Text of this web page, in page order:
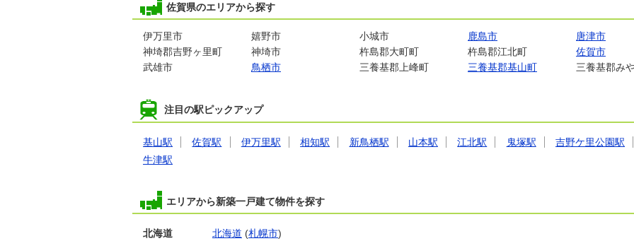
佐賀県のエリアから探す
伊万里市 嬉野市 小城市 鹿島市
唐津市
神埼郡吉野ヶ里町
神埼市 杵島郡大町町 杵島郡江北町
佐賀市
武雄市
鳥栖市 三養基郡上峰町 三養基郡基山町 三養基郡み
注目の駅ピックアップ
基山駅 佐賀駅 伊万里駅 相知駅 新鳥栖駅 山本駅 江北駅 鬼塚駅
吉野ケ里公園駅
牛津駅
エリアから新築一戸建て物件を探す
北海道 北海道 (札幌市)